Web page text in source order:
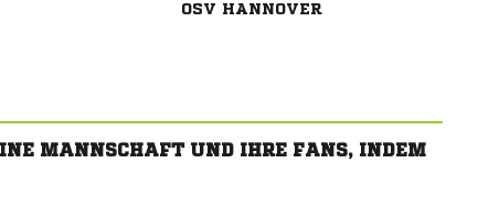
OSV HANNOVER
MANNSCHAFT UND IHRE FANS, INDEM